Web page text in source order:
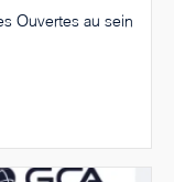
Ouvertes au sein